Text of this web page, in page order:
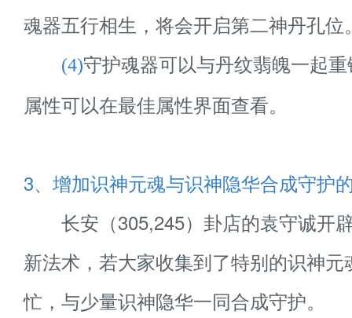
魂器五行相生，将会开启第二神丹孔位
(4)守护魂器可以与丹纹翡魄一起
属性可以在最佳属性界面查看。
3、增加识神元魂与识神隐华合成守护
长安（305,245）卦店的袁守诚开
新法术，若大家收集到了特别的识神
忙，与少量识神隐华一同合成守护。